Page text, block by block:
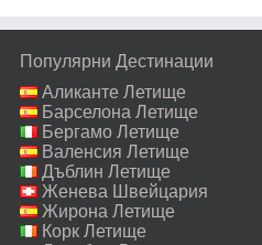
Популярни Дестинации
Аликанте Летище
Барселона Летище
Бергамо Летище
Валенсия Летище
Дъблин Летище
Женева Швейцария
Летище
Жирона Летище
Корк Летище